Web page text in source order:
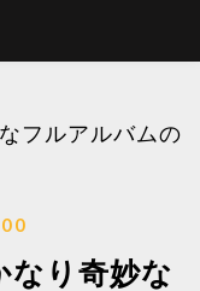
フルアルバムの
なり奇妙な